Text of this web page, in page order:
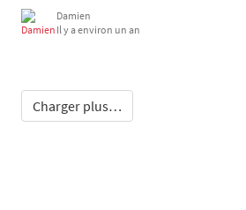
Damien
Il y a environ un an
Charger plus…